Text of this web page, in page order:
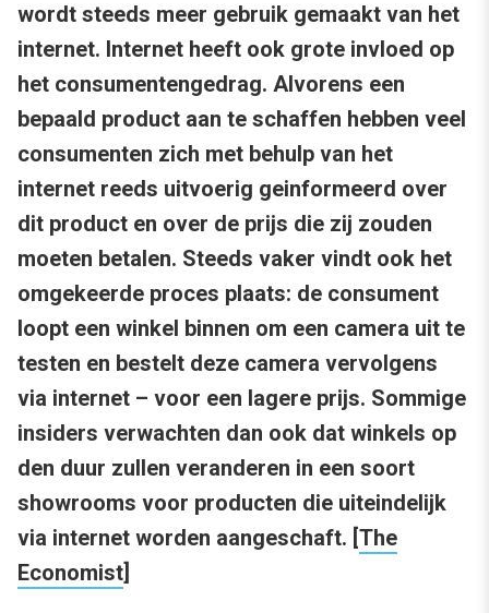
wordt steeds meer gebruik gemaakt van het
internet. Internet heeft ook grote invloed op
het consumentengedrag. Alvorens een
bepaald product aan te schaffen hebben veel
consumenten zich met behulp van het
internet reeds uitvoerig geinformeerd over
dit product en over de prijs die zij zouden
moeten betalen. Steeds vaker vindt ook het
omgekeerde proces plaats: de consument
loopt een winkel binnen om een camera uit te
testen en bestelt deze camera vervolgens
via internet – voor een lagere prijs. Sommige
insiders verwachten dan ook dat winkels op
den duur zullen veranderen in een soort
showrooms voor producten die uiteindelijk
via internet worden aangeschaft. [The
Economist]